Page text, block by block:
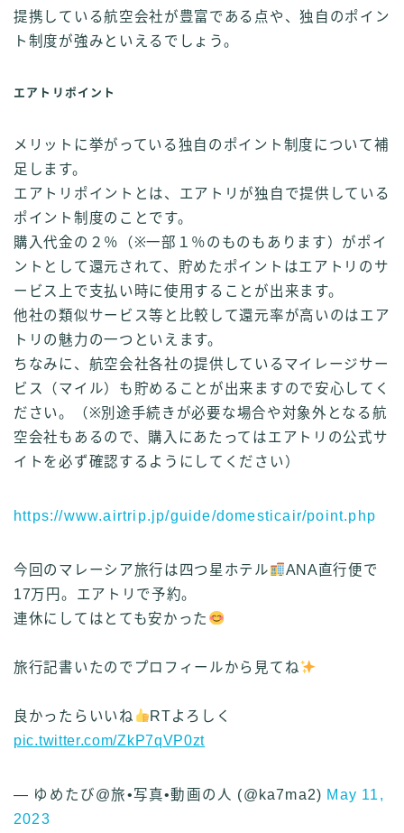
提携している航空会社が豊富である点や、独自のポイン
ト制度が強みといえるでしょう。
エアトリポイント
メリットに挙がっている独自のポイント制度について補
足します。
エアトリポイントとは、エアトリが独自で提供している
ポイント制度のことです。
購入代金の２％（※一部１％のものもあります）がポイ
ントとして還元されて、貯めたポイントはエアトリのサ
ービス上で支払い時に使用することが出来ます。
他社の類似サービス等と比較して還元率が高いのはエア
トリの魅力の一つといえます。
ちなみに、航空会社各社の提供しているマイレージサー
ビス（マイル）も貯めることが出来ますので安心してく
ださい。
（※別途手続きが必要な場合や対象外となる航
空会社もあるので、購入にあたってはエアトリの公式サ
イトを必ず確認するようにしてください）
https://www.airtrip.jp/guide/domesticair/point.php
今回のマレーシア旅行は四つ星ホテル
ANA直行便で
17万円。エアトリで予約。
連休にしてはとても安かった
旅行記書いたのでプロフィールから見てね
良かったらいいね
RTよろしく
pic.twitter.com/ZkP7qVP0zt
— ゆめたび@旅•写真•動画の人 (@ka7ma2) May 11,
2023